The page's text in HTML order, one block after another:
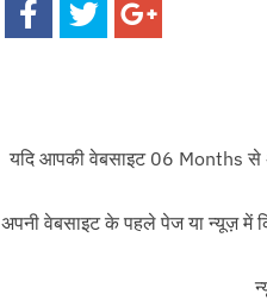
यदि आपकी वेबसाइट 06 Months से
अपनी वेबसाइट के पहले पेज या न्यूज़ में